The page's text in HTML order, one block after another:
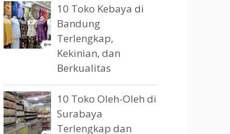
10 Toko Kebaya di
Bandung
Terlengkap,
Kekinian, dan
Berkualitas
10 Toko Oleh-Oleh di
Surabaya
Terlengkap dan